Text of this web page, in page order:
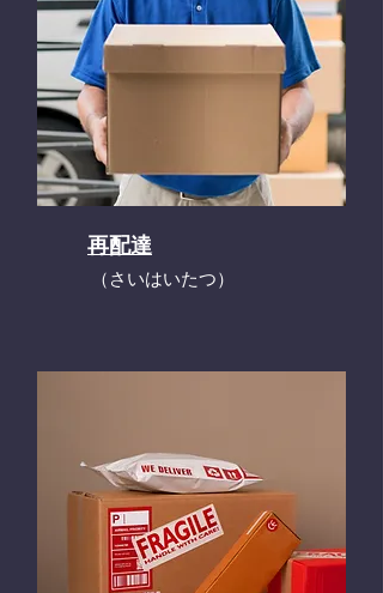
再配達
​（さいはいたつ）